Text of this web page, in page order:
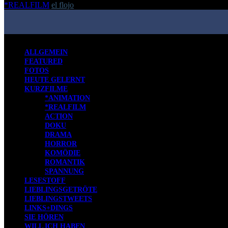
*REALFILM el flojo
ALLGEMEIN
FEATURED
FOTOS
HEUTE GELERNT
KURZFILME
*ANIMATION
*REALFILM
ACTION
DOKU
DRAMA
HORROR
KOMÖDIE
ROMANTIK
SPANNUNG
LESESTOFF
LIEBLINGSGETRÖTE
LIEBLINGSTWEETS
LINKS+DINGS
SIE HÖREN
WILL ICH HABEN